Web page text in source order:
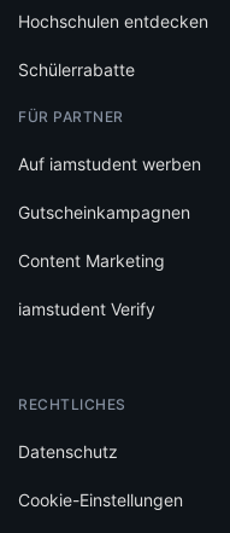
Hochschulen entdecken
Schülerrabatte
FÜR PARTNER
Auf iamstudent werben
Gutscheinkampagnen
Content Marketing
iamstudent Verify
RECHTLICHES
Datenschutz
Cookie-Einstellungen